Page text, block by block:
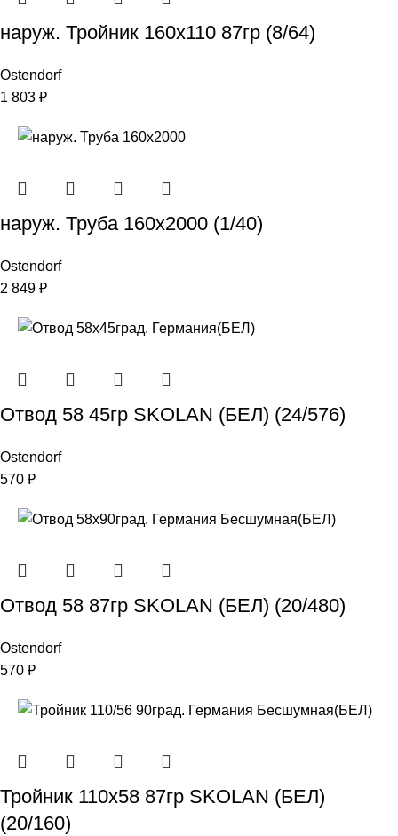
наруж. Тройник 160х110 87гр (8/64)
Ostendorf
1 803 ₽
наруж. Труба 160х2000 (1/40)
Ostendorf
2 849 ₽
Отвод 58 45гр SKOLAN (БЕЛ) (24/576)
Ostendorf
570 ₽
Отвод 58 87гр SKOLAN (БЕЛ) (20/480)
Ostendorf
570 ₽
Тройник 110х58 87гр SKOLAN (БЕЛ)
(20/160)